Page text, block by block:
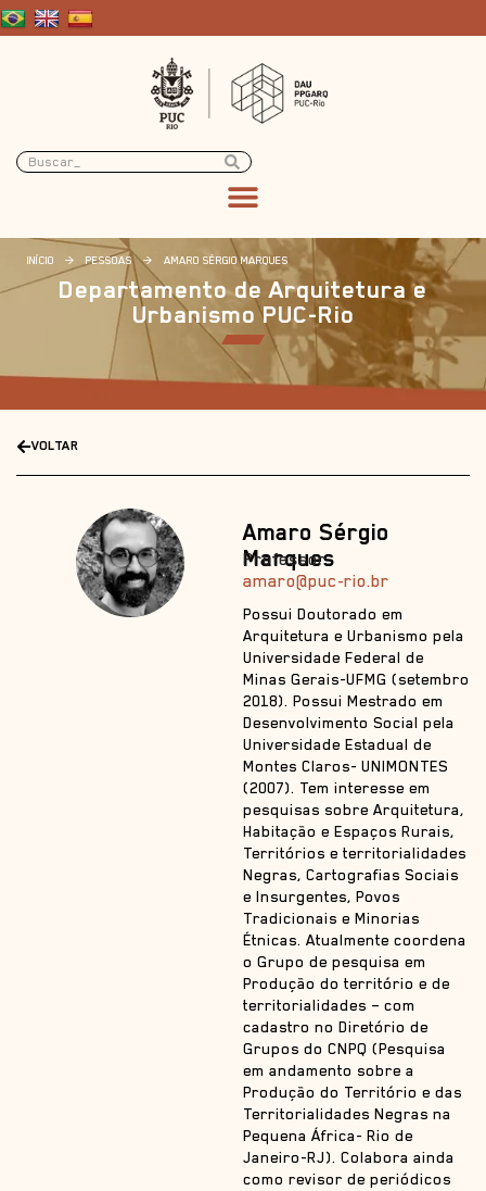
INÍCIO > PESSOAS > AMARO SÉRGIO MARQUES
Departamento de Arquitetura e
Urbanismo PUC-Rio
VOLTAR
Amaro Sérgio
Marques
Professor
amaro@puc-rio.br
Possui Doutorado em
Arquitetura e Urbanismo pela
Universidade Federal de
Minas Gerais-UFMG (setembro
2018). Possui Mestrado em
Desenvolvimento Social pela
Universidade Estadual de
Montes Claros- UNIMONTES
(2007). Tem interesse em
pesquisas sobre Arquitetura,
Habitação e Espaços Rurais,
Territórios e territorialidades
Negras, Cartografias Sociais
e Insurgentes, Povos
Tradicionais e Minorias
Étnicas. Atualmente coordena
o Grupo de pesquisa em
Produção do território e de
territorialidades – com
cadastro no Diretório de
Grupos do CNPQ (Pesquisa
em andamento sobre a
Produção do Território e das
Territorialidades Negras na
Pequena África- Rio de
Janeiro-RJ). Colabora ainda
como revisor de periódicos